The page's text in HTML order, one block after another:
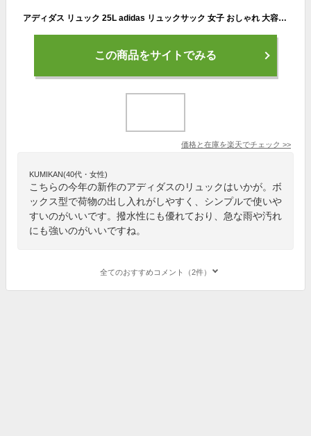
アディダス リュック 25L adidas リュックサック 女子 おしゃれ 大容量 通学 中学生 高校生 大学生 2023新作 ニューモデル スクエアリュック メンズ レディース 通勤 撥水 男子 大人 スクールバッグ BOX型 ボックス 男女兼用 A4 B4 学校 人気 67881
この商品をサイトでみる
価格と在庫を楽天でチェック >>
KUMIKAN(40代・女性)
こちらの今年の新作のアディダスのリュックはいかが。ボ
ックス型で荷物の出し入れがしやすく、シンプルで使いや
すいのがいいです。撥水性にも優れており、急な雨や汚れ
にも強いのがいいですね。
全てのおすすめコメント（2件）